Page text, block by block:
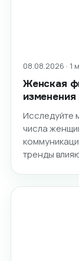
08.08.2026 · 1
Женская
Исследуйте
числа
тренды